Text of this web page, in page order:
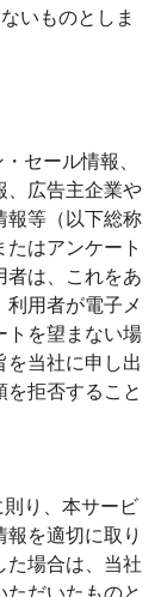
いものとしま
セール情報、
、広告主企業や
報等（以下総称
はアンケート
者は、これをあ
利用者が電子メ
トを望まない場
を当社に申し出
を拒否すること
則り、本サービ
を適切に取り
た場合は、当社
だいたものと